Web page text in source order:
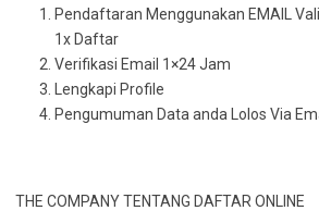
Pendaftaran Menggunakan EMAIL
1x Daftar
Verifikasi Email 1×24 Jam
Lengkapi Profile
Pengumuman Data anda Lolos Via
THE COMPANY TENTANG DAFTAR ONLINE